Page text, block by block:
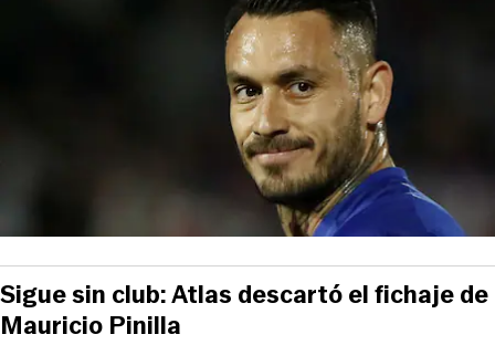
Sigue sin club: Atlas descartó el fichaje de
Mauricio Pinilla